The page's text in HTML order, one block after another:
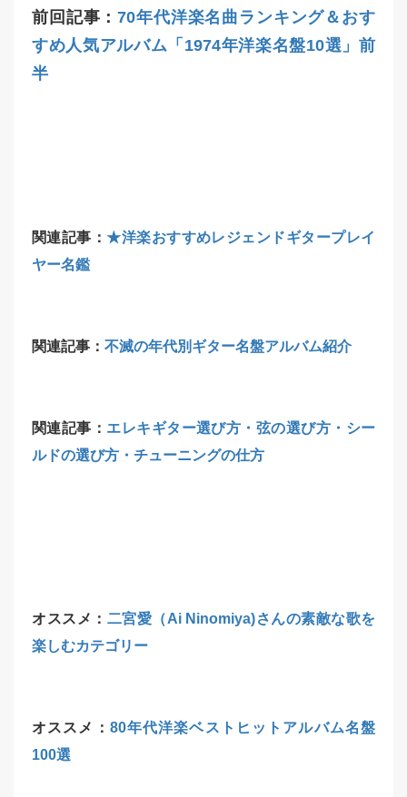
前回記事：70年代洋楽名曲ランキング＆おす
すめ人気アルバム「1974年洋楽名盤10選」前
半
関連記事：★洋楽おすすめレジェンドギタープレイ
ヤー名鑑
関連記事： 不滅の年代別ギター名盤アルバム紹介
関連記事： エレキギター選び方・弦の選び方・シー
ルドの選び方・チューニングの仕方
オススメ： 二宮愛（Ai Ninomiya)さんの素敵な歌を
楽しむカテゴリー
オススメ： 80年代洋楽ベストヒットアルバム名盤
100選